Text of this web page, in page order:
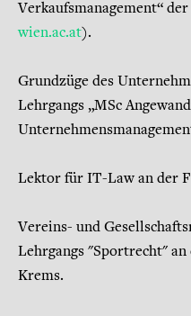
Verkaufsmanagement“
wien.ac.at).
Grundzüge des
Lehrgangs „MSc
Lektor für IT-Law an der
Vereins- und
Lehrgangs "Sportrecht"
Krems.